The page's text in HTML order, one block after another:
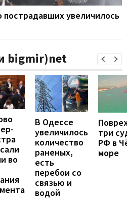
пострадавших увеличилось
bigmir)net
во
В Одессе
увеличилось
количество
раненых,
есть
перебои со
связью и
водой
три
РФ в
море